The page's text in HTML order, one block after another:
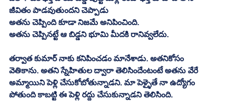
జీవితం పాడవుతుందని చెప్పాడు
అతను చెప్పింది కూడా నిజమే అనిపించింది.
అతను చెప్పినట్టే ఆ బిడ్డని భూమి మీదకి రానివ్వలేదు.
తర్వాత కుమార్ నాకు కనిపించడం మానేశాడు. అతనికోసం
వెతికాను. అతని స్నేహితుల ద్వారా తెలిసిందేంటంటే అతను వేరే
అమ్మాయిని పెళ్లి చేసుకోబోతున్నాడని. మా పెళ్ళైతే నా ఉద్యోగం
పోతుంది కాబట్టి ఈ పెళ్లి రద్దు చేసుకున్నాడని తెలిసింది.